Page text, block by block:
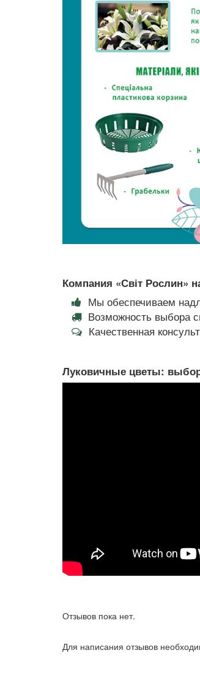
Компания «Світ Рослин»
Мы обеспечиваем
Возможность выбора
Качественная
Луковичные цветы:
Отзывов пока нет.
Для написания отзывов